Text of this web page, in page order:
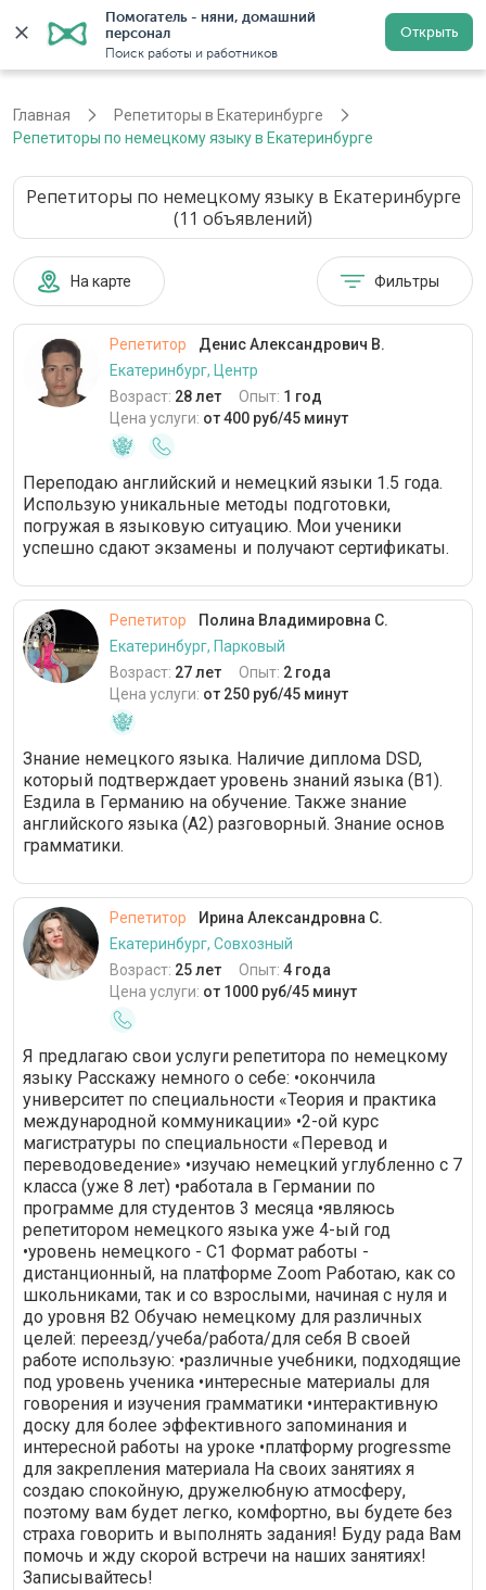
Помогатель - няни, домашний
персонал
Поиск работы и работников
Открыть
Екатеринбург Регистрация
Главная
Репетиторы в Екатеринбурге
Репетиторы по немецкому языку в Екатеринбурге
Репетиторы по немецкому языку в Екатеринбурге
(11 объявлений)
На карте Фильтры
Репетитор
Денис Александрович В.
Екатеринбург, Центр
Возраст: 28 лет Опыт: 1 год
Цена услуги: от 400 руб/45 минут
Переподаю английский и немецкий языки 1.5 года.
Использую уникальные методы подготовки,
погружая в языковую ситуацию. Мои ученики
успешно сдают экзамены и получают сертификаты.
Репетитор
Полина Владимировна С.
Екатеринбург, Парковый
Возраст: 27 лет Опыт: 2 года
Цена услуги: от 250 руб/45 минут
Знание немецкого языка. Наличие диплома DSD,
который подтверждает уровень знаний языка (B1).
Ездила в Германию на обучение. Также знание
английского языка (А2) разговорный. Знание основ
грамматики.
Репетитор
Ирина Александровна С.
Екатеринбург, Совхозный
Возраст: 25 лет Опыт: 4 года
Цена услуги: от 1000 руб/45 минут
Я предлагаю свои услуги репетитора по немецкому
языку Расскажу немного о себе: •окончила
университет по специальности «Теория и практика
международной коммуникации» •2-ой курс
магистратуры по специальности «Перевод и
переводоведение» •изучаю немецкий углубленно с 7
класса (уже 8 лет) •работала в Германии по
программе для студентов 3 месяца •являюсь
репетитором немецкого языка уже 4-ый год
•уровень немецкого - С1 Формат работы -
дистанционный, на платформе Zoom Работаю, как со
школьниками, так и со взрослыми, начиная с нуля и
до уровня В2 Обучаю немецкому для различных
целей: переезд/учеба/работа/для себя В своей
работе использую: •различные учебники, подходящие
под уровень ученика •интересные материалы для
говорения и изучения грамматики •интерактивную
доску для более эффективного запоминания и
интересной работы на уроке •платформу progressme
для закрепления материала На своих занятиях я
создаю спокойную, дружелюбную атмосферу,
поэтому вам будет легко, комфортно, вы будете без
страха говорить и выполнять задания! Буду рада Вам
помочь и жду скорой встречи на наших занятиях!
Записывайтесь!